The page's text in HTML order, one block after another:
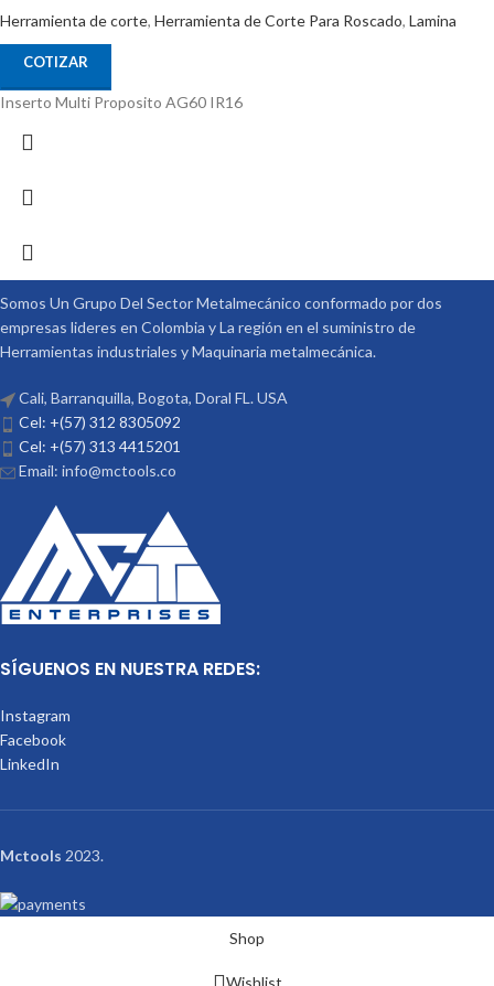
Herramienta de corte, Herramienta de Corte Para Roscado, Lamina
COTIZAR
Inserto Multi Proposito AG60 IR16
Somos Un Grupo Del Sector Metalmecánico conformado por dos
empresas lideres en Colombia y La región en el suministro de
Herramientas industriales y Maquinaria metalmecánica.
Cali, Barranquilla, Bogota, Doral FL. USA
Cel: +(57) 312 8305092
Cel: +(57) 313 4415201
Email: info@mctools.co
SÍGUENOS EN NUESTRA REDES:
Instagram
Facebook
LinkedIn
Mctools 2023.
Shop
Wishlist